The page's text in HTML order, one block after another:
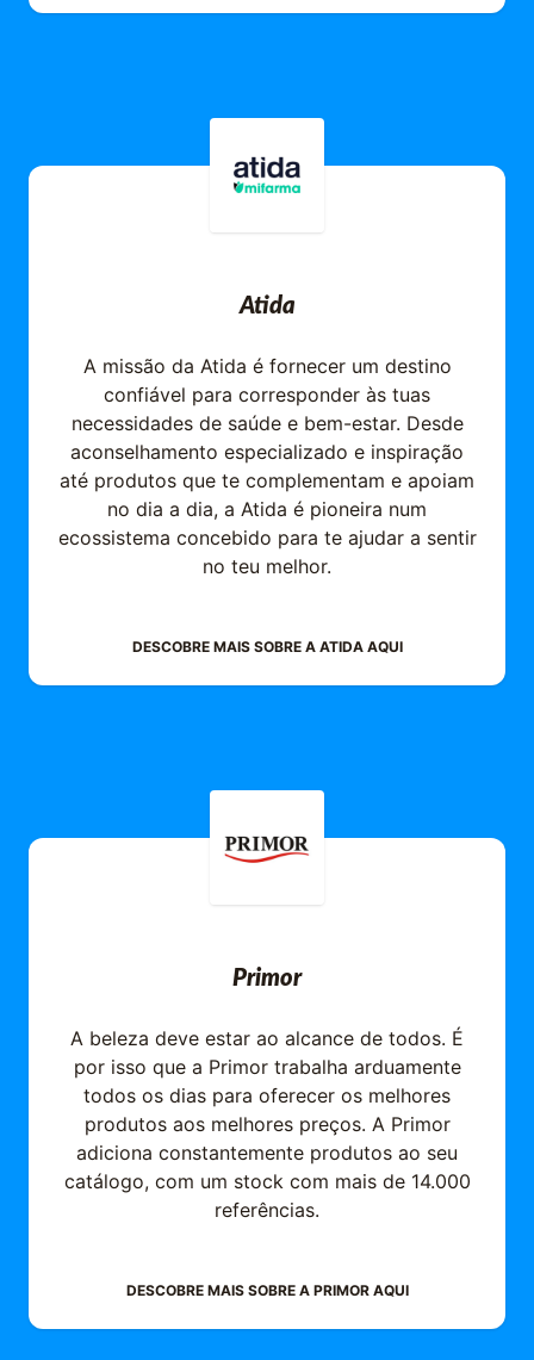
Atida
A missão da Atida é fornecer um destino
confiável para corresponder às tuas
necessidades de saúde e bem-estar. Desde
aconselhamento especializado e inspiração
até produtos que te complementam e apoiam
no dia a dia, a Atida é pioneira num
ecossistema concebido para te ajudar a sentir
no teu melhor.
DESCOBRE MAIS SOBRE A ATIDAAQUI
Primor
A beleza deve estar ao alcance de todos. É
por isso que a Primor trabalha arduamente
todos os dias para oferecer os melhores
produtos aos melhores preços. A Primor
adiciona constantemente produtos ao seu
catálogo, com um stock com mais de 14.000
referências.
DESCOBRE MAIS SOBRE A PRIMORAQUI